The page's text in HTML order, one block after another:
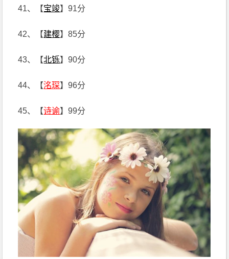
41、【宝竣】91分
42、【建樱】85分
43、【北铄】90分
44、【洺琛】96分
45、【诗谕】99分